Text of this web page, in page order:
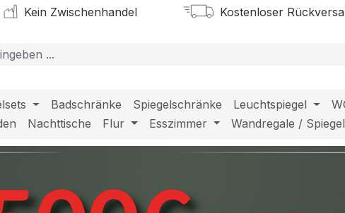
Kein Zwischenhandel Kostenloser
Badschränke Spiegelschränke Leuchtspiegel
Nachttische Flur Esszimmer Wandregale / Spiegel